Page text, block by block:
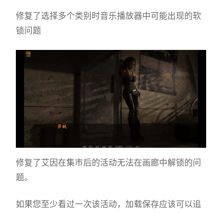
修复了选择多个类别时音乐播放器中可能出现的软
锁问题
修复了艾因在集市后的活动无法在画廊中解锁的问
题。
如果您至少看过一次该活动，加载保存应该可以追